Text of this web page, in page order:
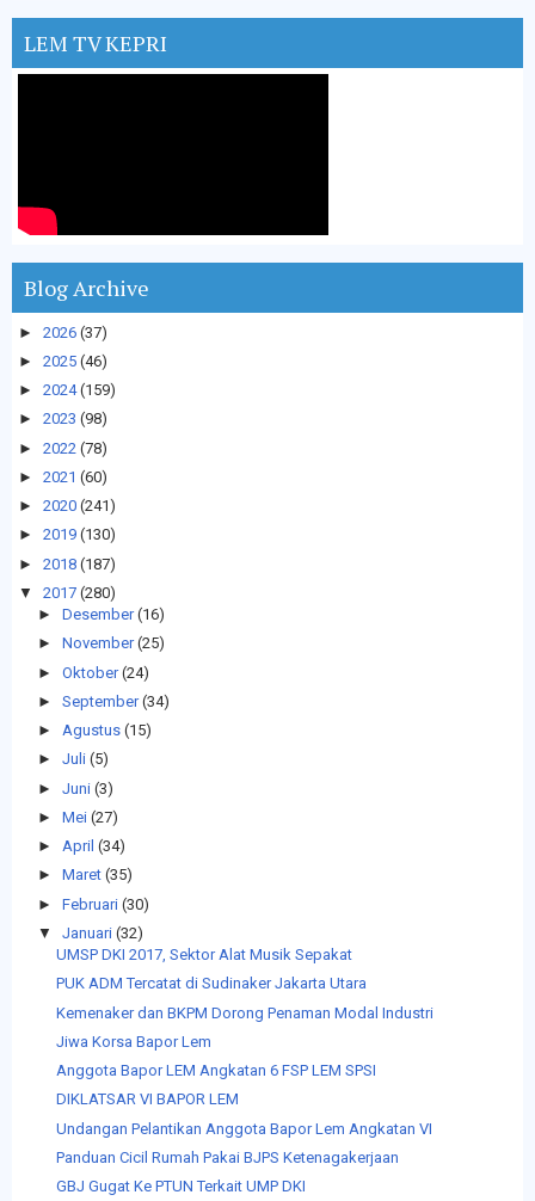
LEM TV KEPRI
Blog Archive
► 2026 (37)
► 2025 (46)
► 2024 (159)
► 2023 (98)
► 2022 (78)
► 2021 (60)
► 2020 (241)
► 2019 (130)
► 2018 (187)
▼
2017 (280)
► Desember (16)
► November (25)
► Oktober (24)
► September (34)
► Agustus (15)
► Juli (5)
► Juni (3)
► Mei (27)
► April (34)
► Maret (35)
► Februari (30)
▼
Januari (32)
UMSP DKI 2017, Sektor Alat Musik Sepakat
PUK ADM Tercatat di Sudinaker Jakarta Utara
Kemenaker dan BKPM Dorong Penaman Modal Industri
Jiwa Korsa Bapor Lem
Anggota Bapor LEM Angkatan 6 FSP LEM SPSI
DIKLATSAR VI BAPOR LEM
Undangan Pelantikan Anggota Bapor Lem Angkatan VI
Panduan Cicil Rumah Pakai BJPS Ketenagakerjaan
GBJ Gugat Ke PTUN Terkait UMP DKI